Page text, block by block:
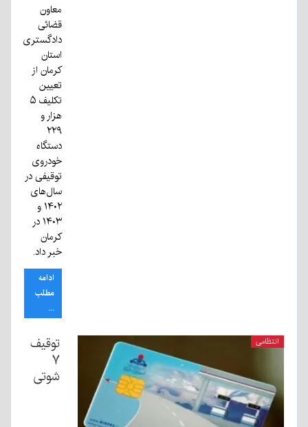
معاون
قضائی
دادگستری
استان
کرمان از
تعیین
تکلیف ۵
هزار و
۲۲۹
دستگاه
خودروی
توقیفی در
سال‌های
۱۴۰۲ و
۱۴۰۳ در
کرمان
خبر داد.
ادامه
مطلب
...
انتظامی
توقیف
۷
شوتی